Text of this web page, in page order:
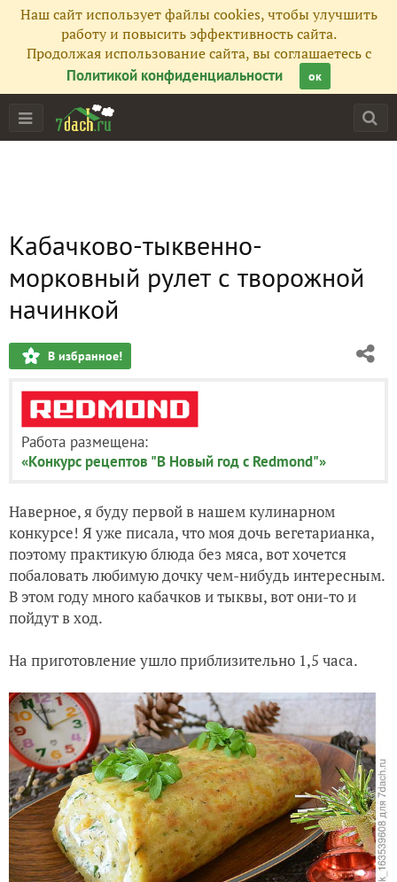
Наш сайт использует файлы cookies, чтобы улучшить
работу и повысить эффективность сайта.
Продолжая использование сайта, вы соглашаетесь с
Политикой конфиденциальности
ок
Кабачково-тыквенно-
морковный рулет с творожной
начинкой
В избранное!
Работа размещена:
«Конкурс рецептов "В Новый год с Redmond"»
Наверное, я буду первой в нашем кулинарном
конкурсе! Я уже писала, что моя дочь вегетарианка,
поэтому практикую блюда без мяса, вот хочется
побаловать любимую дочку чем-нибудь интересным.
В этом году много кабачков и тыквы, вот они-то и
пойдут в ход.
На приготовление ушло приблизительно 1,5 часа.